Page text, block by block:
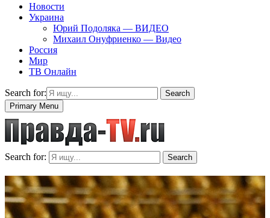
Новости
Украина
Юрий Подоляка — ВИДЕО
Михаил Онуфриенко — Видео
Россия
Мир
ТВ Онлайн
Search for:
Search
Primary Menu
Search for: Search